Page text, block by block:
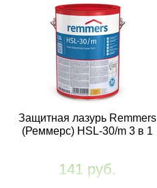
Защитная лазурь Remmers
(Реммерс) HSL-30/m 3 в 1
141 руб.